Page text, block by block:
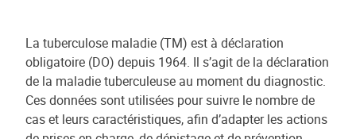
La tuberculose maladie (TM) est à déclaration
obligatoire (DO) depuis 1964. Il s’agit de la déclaration
de la maladie tuberculeuse au moment du diagnostic.
Ces données sont utilisées pour suivre le nombre de
cas et leurs caractéristiques, afin d’adapter les actions